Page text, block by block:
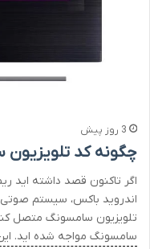
3 روز پیش
چگونه کد تلویزیون
اگر تاکنون قصد داشته اید
اندروید باکس، سیستم
تلویزیون سامسونگ متصل
سامسونگ مواجه شده اید.